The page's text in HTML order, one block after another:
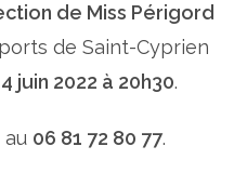
de Miss Périgord
de Saint-Cyprien
juin 2022 à 20h30.
au 06 81 72 80 77.